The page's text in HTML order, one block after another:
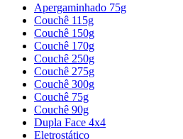
Apergaminhado 75g
Couchê 115g
Couchê 150g
Couchê 170g
Couchê 250g
Couchê 275g
Couchê 300g
Couchê 75g
Couchê 90g
Dupla Face 4x4
Eletrostático